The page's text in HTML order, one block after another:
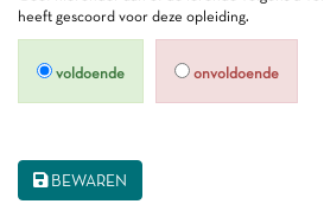
heeft gescoord voor deze opleiding.
voldoende onvoldoende
BEWAREN